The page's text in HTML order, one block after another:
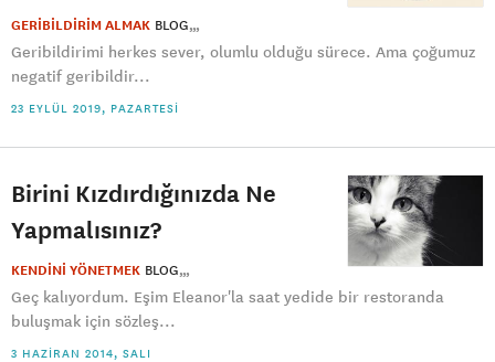
GERİBİLDİRİM ALMAK BLOG
Geribildirimi herkes sever, olumlu olduğu sürece. Ama çoğumuz
negatif geribildir...
23 EYLÜL 2019, PAZARTESI
Birini Kızdırdığınızda Ne
Yapmalısınız?
KENDİNİ YÖNETMEK BLOG
Geç kalıyordum. Eşim Eleanor'la saat yedide bir restoranda
buluşmak için sözleş...
3 HAZIRAN 2014, SALI